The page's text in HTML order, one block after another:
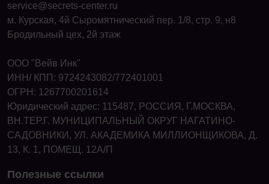
service@secrets-center.ru
м. Курская, 4й Сыромятнический пер. 1/8, стр. 9, н8
Бродильный цех, 2й этаж
ООО "Вейв Инк"
ИНН/ КПП: 9724243082/772401001
ОГРН: 1267700201614
Юридический адрес: 115487, РОССИЯ, Г.МОСКВА,
ВН.ТЕР.Г. МУНИЦИПАЛЬНЫЙ ОКРУГ НАГАТИНО-
САДОВНИКИ, УЛ. АКАДЕМИКА МИЛЛИОНЩИКОВА, Д.
13, К. 1, ПОМЕЩ. 12А/П
Полезные ссылки